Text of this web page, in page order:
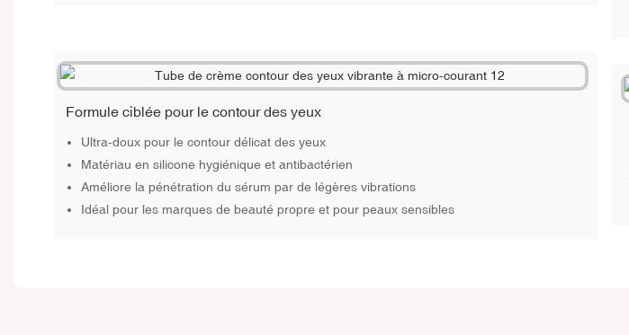
Formule ciblée pour le contour des yeux
Ultra-doux pour le contour délicat des yeux
Matériau en silicone hygiénique et antibactérien
Améliore la pénétration du sérum par de légères vibrations
Idéal pour les marques de beauté propre et pour peaux sensibles